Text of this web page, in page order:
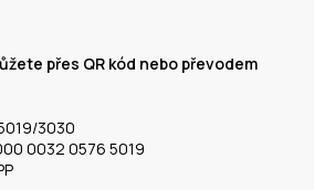
přes QR kód nebo převodem
3030
0032 0576 5019